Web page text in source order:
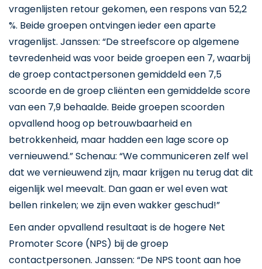
vragenlijsten retour gekomen, een respons van 52,2
%. Beide groepen ontvingen ieder een aparte
vragenlijst. Janssen: “De streefscore op algemene
tevredenheid was voor beide groepen een 7, waarbij
de groep contactpersonen gemiddeld een 7,5
scoorde en de groep cliënten een gemiddelde score
van een 7,9 behaalde. Beide groepen scoorden
opvallend hoog op betrouwbaarheid en
betrokkenheid, maar hadden een lage score op
vernieuwend.” Schenau: “We communiceren zelf wel
dat we vernieuwend zijn, maar krijgen nu terug dat dit
eigenlijk wel meevalt. Dan gaan er wel even wat
bellen rinkelen; we zijn even wakker geschud!”
Een ander opvallend resultaat is de hogere Net
Promoter Score (NPS) bij de groep
contactpersonen. Janssen: “De NPS toont aan hoe